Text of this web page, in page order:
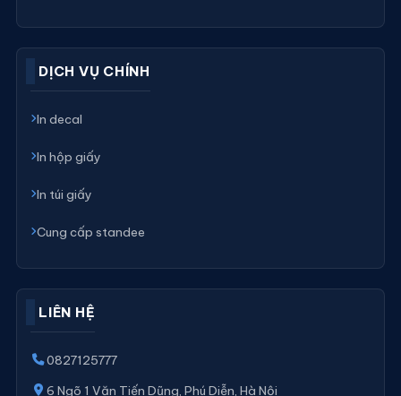
DỊCH VỤ CHÍNH
In decal
In hộp giấy
In túi giấy
Cung cấp standee
LIÊN HỆ
0827125777
6 Ngõ 1 Văn Tiến Dũng, Phú Diễn, Hà Nội